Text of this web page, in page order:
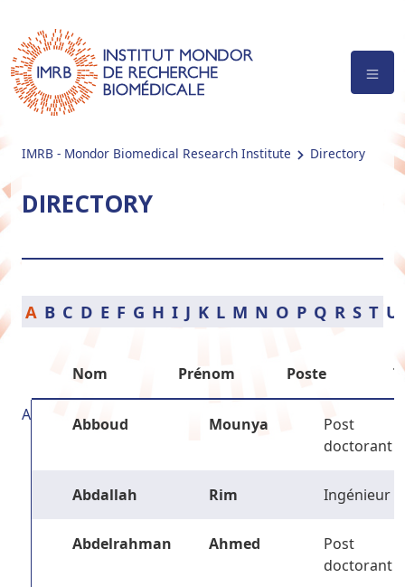
IMRB - Mondor Biomedical Research Institute Directory
DIRECTORY
A B C D E F G H I J K L M N O P Q R S T U
Nom Prénom Poste
A Abboud Mounya
Post
doctorant
Abdallah Rim Ingénieur
Abdelrahman Ahmed
Post
doctorant